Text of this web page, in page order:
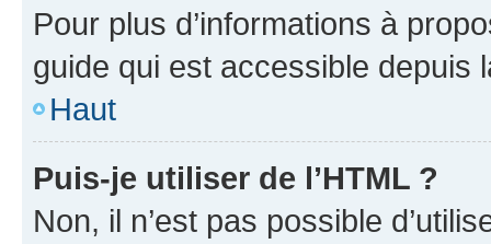
Pour plus d’informations à
guide qui est accessible depuis
Haut
Puis-je utiliser de l’HTML ?
Non, il n’est pas possible